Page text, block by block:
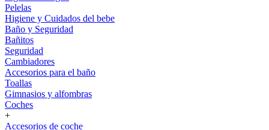
Pelelas
Higiene y Cuidados del bebe
Baño y Seguridad
Bañitos
Seguridad
Cambiadores
Accesorios para el baño
Toallas
Gimnasios y alfombras
Coches
+
Accesorios de coche